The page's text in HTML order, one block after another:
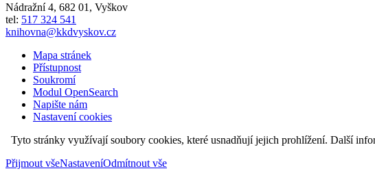
Nádražní 4, 682 01 , Vyškov
tel: 517 324 541
knihovna@kkdvyskov.cz
Mapa stránek
Přístupnost
Soukromí
Modul OpenSearch
Napište nám
Nastavení cookies
Tyto stránky využívají soubory cookies, které usnadňují jejich prohlížení. Další
Přijmout všeNastaveníOdmítnout vše